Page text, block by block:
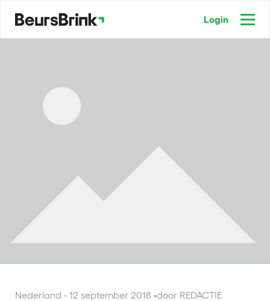
Login
Nederland - 12 september 2018 •door REDACTIE